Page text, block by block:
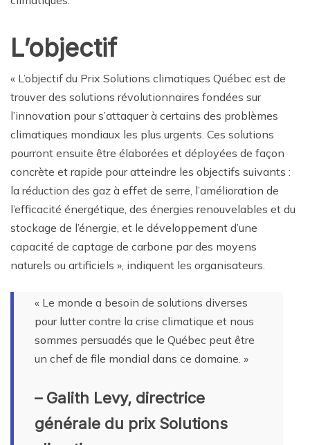
L’objectif
« L’objectif du Prix Solutions climatiques Québec est de
trouver des solutions révolutionnaires fondées sur
l’innovation pour s’attaquer à certains des problèmes
climatiques mondiaux les plus urgents. Ces solutions
pourront ensuite être élaborées et déployées de façon
concrète et rapide pour atteindre les objectifs suivants :
la réduction des gaz à effet de serre, l’amélioration de
l’efficacité énergétique, des énergies renouvelables et du
stockage de l’énergie, et le développement d’une
capacité de captage de carbone par des moyens
naturels ou artificiels », indiquent les organisateurs.
« Le monde a besoin de solutions diverses
pour lutter contre la crise climatique et nous
sommes persuadés que le Québec peut être
un chef de file mondial dans ce domaine. »
– Galith Levy, directrice
générale du prix Solutions